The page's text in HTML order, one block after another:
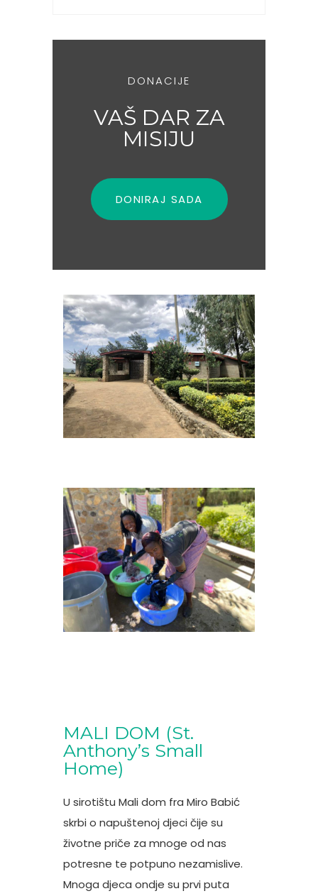
DONACIJE
VAŠ DAR ZA
MISIJU
DONIRAJ SADA
MALI DOM (St.
Anthony’s Small
Home)
U sirotištu Mali dom fra Miro Babić
skrbi o napuštenoj djeci čije su
životne priče za mnoge od nas
potresne te potpuno nezamislive.
Mnoga djeca ondje su prvi puta